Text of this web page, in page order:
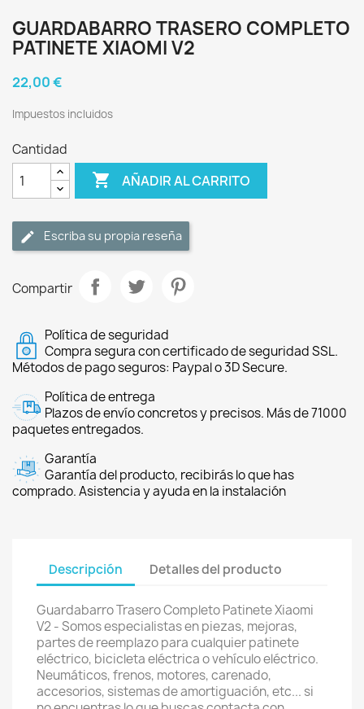
GUARDABARRO TRASERO COMPLETO
PATINETE XIAOMI V2
22,00 €
Impuestos incluidos
Cantidad
 AÑADIR AL CARRITO
Escriba su propia reseña
Compartir
Política de seguridad
Compra segura con certificado de seguridad SSL.
Métodos de pago seguros: Paypal o 3D Secure.
Política de entrega
Plazos de envío concretos y precisos. Más de 71000
paquetes entregados.
Garantía
Garantía del producto, recibirás lo que has
comprado. Asistencia y ayuda en la instalación
Descripción Detalles del producto
Guardabarro Trasero Completo Patinete Xiaomi
V2 - Somos especialistas en piezas, mejoras,
partes de reemplazo para cualquier patinete
eléctrico, bicicleta eléctrica o vehículo eléctrico.
Neumáticos, frenos, motores, carenado,
accesorios, sistemas de amortiguación, etc... si